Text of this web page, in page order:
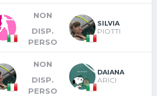
NON
DISP.
PERSO
SILVIA
PIOTTI
NON
DISP.
PERSO
DAIANA
ARICI